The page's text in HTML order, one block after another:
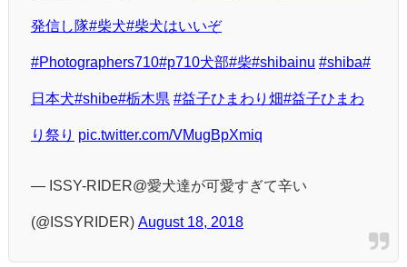
発信し隊#柴犬#柴犬はいいぞ
#Photographers710#p710犬部#柴#shibainu #shiba#
日本犬#shibe#栃木県 #益子ひまわり畑#益子ひまわ
り祭り pic.twitter.com/VMugBpXmiq
— ISSY-RIDER@愛犬達が可愛すぎて辛い
(@ISSYRIDER) August 18, 2018